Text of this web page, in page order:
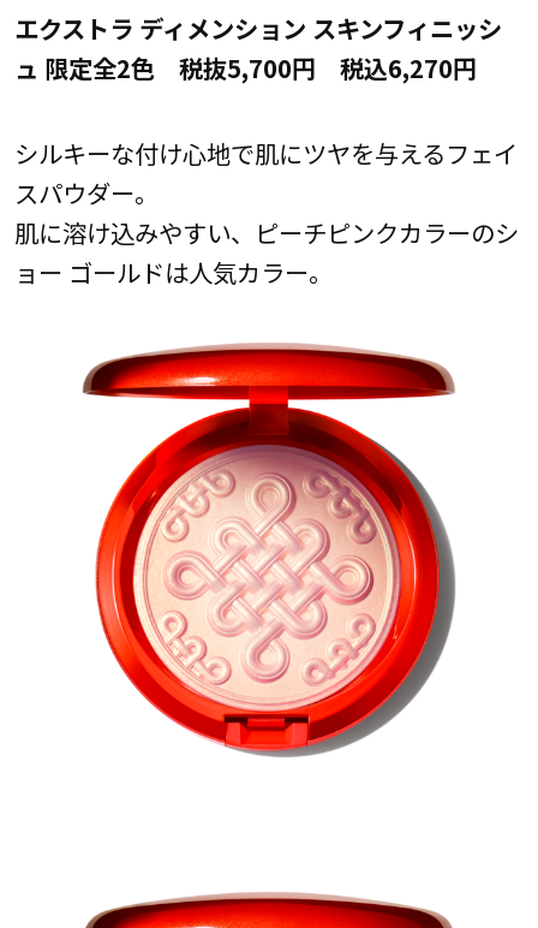
エクストラ ディメンション スキンフィニッシ
ュ 限定全2色 税抜5,700円 税込6,270円
シルキーな付け心地で肌にツヤを与えるフェイ
スパウダー。
肌に溶け込みやすい、ピーチピンクカラーのシ
ョー ゴールドは人気カラー。